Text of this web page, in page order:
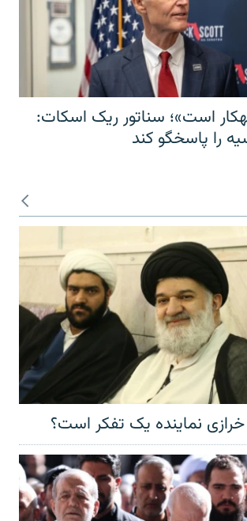
است»؛ سناتور ریک اسکات:
را پاسخگو کند
خرازی نماینده یک تفکر است؟